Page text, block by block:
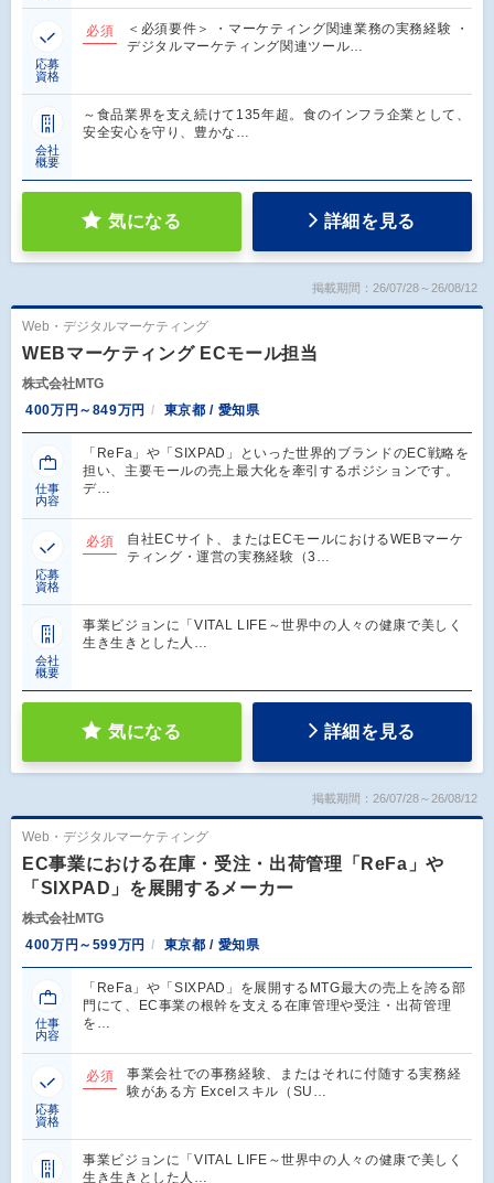
応募
資格
必須
＜必須要件＞ ・マーケティング関連業務の実務経験 ・
デジタルマーケティング関連ツール…
会社
概要
～食品業界を支え続けて135年超。食のインフラ企業として、
安全安心を守り、豊かな…
気になる 詳細を見る
掲載期間：26/07/28～26/08/12
Web・デジタルマーケティング
WEBマーケティング ECモール担当
株式会社MTG
400万円～849万円
東京都 / 愛知県
仕事
内容
「ReFa」や「SIXPAD」といった世界的ブランドのEC戦略を
担い、主要モールの売上最大化を牽引するポジションです。
デ…
応募
資格
必須
自社ECサイト、またはECモールにおけるWEBマーケ
ティング・運営の実務経験（3…
会社
概要
事業ビジョンに「VITAL LIFE～世界中の人々の健康で美しく
生き生きとした人…
気になる 詳細を見る
掲載期間：26/07/28～26/08/12
Web・デジタルマーケティング
EC事業における在庫・受注・出荷管理「ReFa」や
「SIXPAD」を展開するメーカー
株式会社MTG
400万円～599万円
東京都 / 愛知県
仕事
内容
「ReFa」や「SIXPAD」を展開するMTG最大の売上を誇る部
門にて、EC事業の根幹を支える在庫管理や受注・出荷管理
を…
応募
資格
必須
事業会社での事務経験、またはそれに付随する実務経
験がある方 Excelスキル（SU…
事業ビジョンに「VITAL LIFE～世界中の人々の健康で美しく
生き生きとした人…